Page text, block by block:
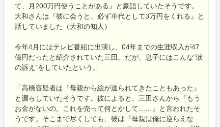
て、月200万円使うことがある』と豪語していたそうです。
大和さんは『彼に会うと、必ず車代として3万円をくれる』と
話していました（大和の知人）
今年4月にはテレビ番組に出演し、04年までの生涯収入が47
億円だったと紹介されていた三田。だが、息子にはこんな“涙
の訴え”をしていたという。
「高橋容疑者は『母親から絵が送られてきたこともあった』
と漏らしていたそうです。彼によると、三田さんから『もう
お金がないの。これを売って何とかして……』と言われたそ
うです。そこまで尽くしても、彼は『母親は俺に逆らえな